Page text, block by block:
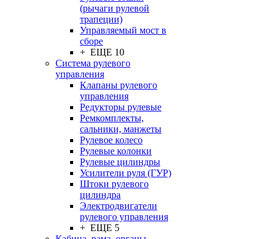
(рычаги рулевой
трапеции)
Управляемый мост в
сборе
+ ЕЩЕ 10
Система рулевого
управления
Клапаны рулевого
управления
Редукторы рулевые
Ремкомплекты,
сальники, манжеты
Рулевое колесо
Рулевые колонки
Рулевые цилиндры
Усилители руля (ГУР)
Штоки рулевого
цилиндра
Электродвигатели
рулевого управления
+ ЕЩЕ 5